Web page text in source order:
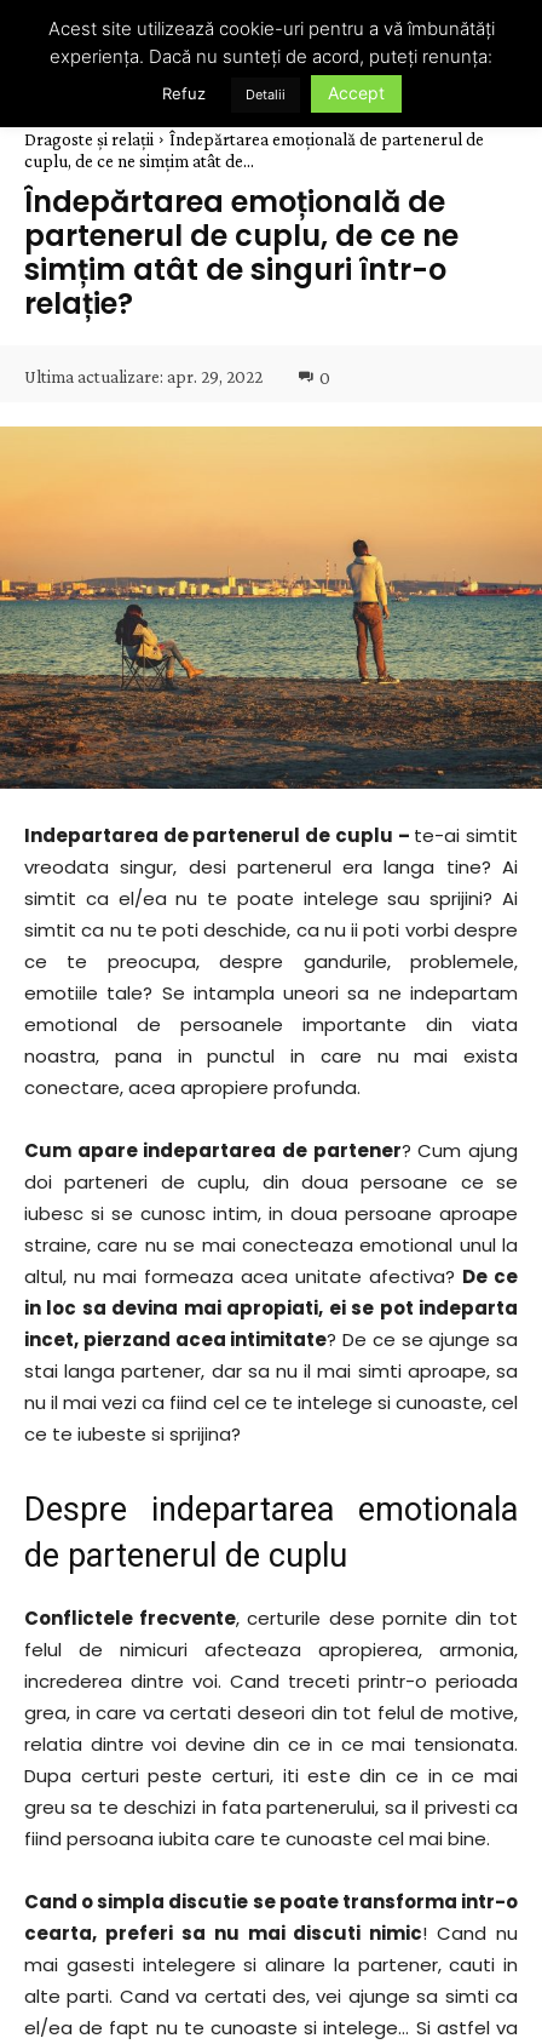
Dragoste și relații
Îndepărtarea emoțională de partenerul de
cuplu, de ce ne simțim atât de...
Îndepărtarea emoțională de
partenerul de cuplu, de ce ne
simțim atât de singuri într-o
relație?
Ultima actualizare: apr. 29, 2022 0
Indepartarea de partenerul de cuplu – te-ai simtit
vreodata singur, desi partenerul era langa tine? Ai
simtit ca el/ea nu te poate intelege sau sprijini? Ai
simtit ca nu te poti deschide, ca nu ii poti vorbi despre
ce te preocupa, despre gandurile, problemele,
emotiile tale? Se intampla uneori sa ne indepartam
emotional de persoanele importante din viata
noastra, pana in punctul in care nu mai exista
conectare, acea apropiere profunda.
Cum apare indepartarea de partener? Cum ajung
doi parteneri de cuplu, din doua persoane ce se
iubesc si se cunosc intim, in doua persoane aproape
straine, care nu se mai conecteaza emotional unul la
altul, nu mai formeaza acea unitate afectiva? De ce
in loc sa devina mai apropiati, ei se pot indeparta
incet, pierzand acea intimitate? De ce se ajunge sa
stai langa partener, dar sa nu il mai simti aproape, sa
nu il mai vezi ca fiind cel ce te intelege si cunoaste, cel
ce te iubeste si sprijina?
Despre indepartarea emotionala
de partenerul de cuplu
Conflictele frecvente, certurile dese pornite din tot
felul de nimicuri afecteaza apropierea, armonia,
increderea dintre voi. Cand treceti printr-o perioada
grea, in care va certati deseori din tot felul de motive,
relatia dintre voi devine din ce in ce mai tensionata.
Dupa certuri peste certuri, iti este din ce in ce mai
greu sa te deschizi in fata partenerului, sa il privesti ca
fiind persoana iubita care te cunoaste cel mai bine.
Cand o simpla discutie se poate transforma intr-o
cearta, preferi sa nu mai discuti nimic! Cand nu
mai gasesti intelegere si alinare la partener, cauti in
alte parti. Cand va certati des, vei ajunge sa simti ca
el/ea de fapt nu te cunoaste si intelege… Si astfel va
Acest site utilizează cookie-uri pentru a vă îmbunătăți
experiența. Dacă nu sunteți de acord, puteți renunța:
Refuz Detalii Accept